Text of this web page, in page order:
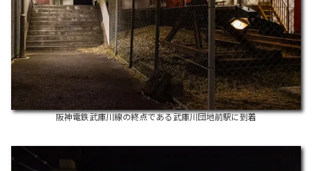
阪神電鉄武庫川線の終点である武庫川団地前駅に到着